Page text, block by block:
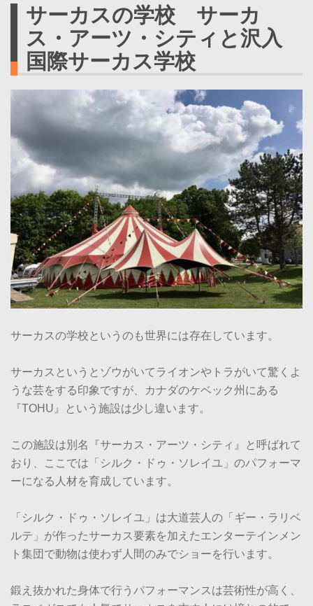
サーカスの学校 サーカ
ス・アーツ・シティと沢入
国際サーカス学校
サーカスの学校というのも世界には存在しています。
サーカスというとゾウがいてライオンやトラがいて驚くよ
うな芸をする印象ですが、カナダのケベック州にある
『TOHU』という施設は少し違います。
この施設は別名『サーカス・アーツ・シティ』と呼ばれて
おり、ここでは「シルク・ドゥ・ソレイユ」のパフォーマ
ーになる人材を育成しています。
「シルク・ドゥ・ソレイユ」は大道芸人の「ギー・ラリベ
ルテ」が作ったサーカス要素を加えたエンターテインメン
ト集団で動物は使わず人間のみでショーを行います。
鍛え抜かれた身体で行うパフォーマンスは芸術性が高く、